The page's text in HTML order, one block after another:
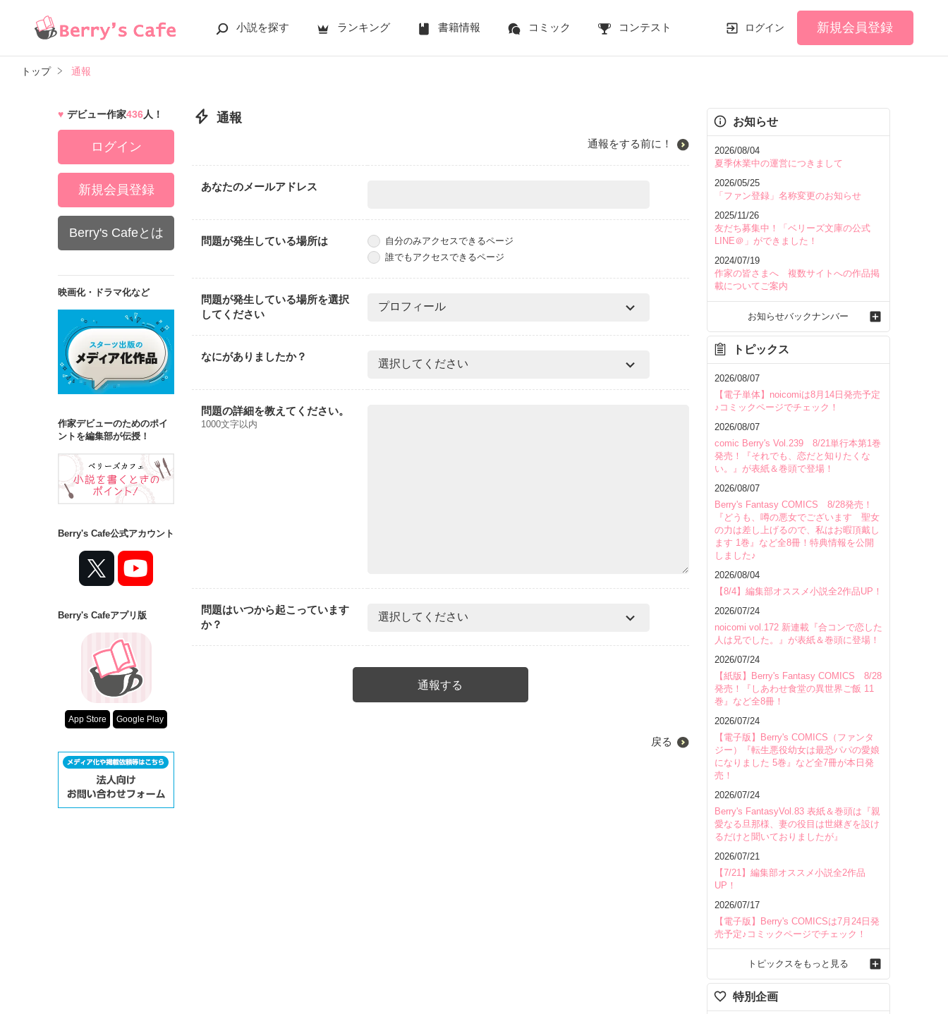
小説を探す ランキング 書籍情報 コミック コンテスト ログイン 新規会員登録
トップ 通報
通報
通報をする前に！
あなたのメールアドレス
問題が発生している場所は
自分のみアクセスできるページ
誰でもアクセスできるページ
問題が発生している場所を選択
してください
なにがありましたか？
問題の詳細を教えてください。
1000文字以内
問題はいつから起こっています
か？
戻る
デビュー作家436人！
ログイン
新規会員登録
Berry's Cafeとは
映画化・ドラマ化など
作家デビューのためのポイ
ントを編集部が伝授！
Berry's Cafe公式アカウント
Berry's Cafeアプリ版
App Store Google Play
お知らせ
2026/08/04
夏季休業中の運営につきまして
2026/05/25
「ファン登録」名称変更のお知らせ
2025/11/26
友だち募集中！「ベリーズ文庫の公式
LINE＠」ができました！
2024/07/19
作家の皆さまへ 複数サイトへの作品掲
載についてご案内
お知らせバックナンバー
トピックス
2026/08/07
【電子単体】noicomiは8月14日発売予定
♪コミックページでチェック！
2026/08/07
comic Berry's Vol.239 8/21単行本第1巻
発売！『それでも、恋だと知りたくな
い。』が表紙＆巻頭で登場！
2026/08/07
Berry's Fantasy COMICS 8/28発売！
『どうも、噂の悪女でございます 聖女
の力は差し上げるので、私はお暇頂戴し
ます 1巻』など全8冊！特典情報を公開
しました♪
2026/08/04
【8/4】編集部オススメ小説全2作品UP！
2026/07/24
noicomi vol.172 新連載『合コンで恋した
人は兄でした。』が表紙＆巻頭に登場！
2026/07/24
【紙版】Berry's Fantasy COMICS 8/28
発売！『しあわせ食堂の異世界ご飯 11
巻』など全8冊！
2026/07/24
【電子版】Berry's COMICS（ファンタ
ジー）『転生悪役幼女は最恐パパの愛娘
になりました 5巻』など全7冊が本日発
売！
2026/07/24
Berry's FantasyVol.83 表紙＆巻頭は『親
愛なる旦那様、妻の役目は世継ぎを設け
るだけと聞いておりましたが』
2026/07/21
【7/21】編集部オススメ小説全2作品
UP！
2026/07/17
【電子版】Berry's COMICSは7月24日発
売予定♪コミックページでチェック！
トピックスをもっと見る
特別企画